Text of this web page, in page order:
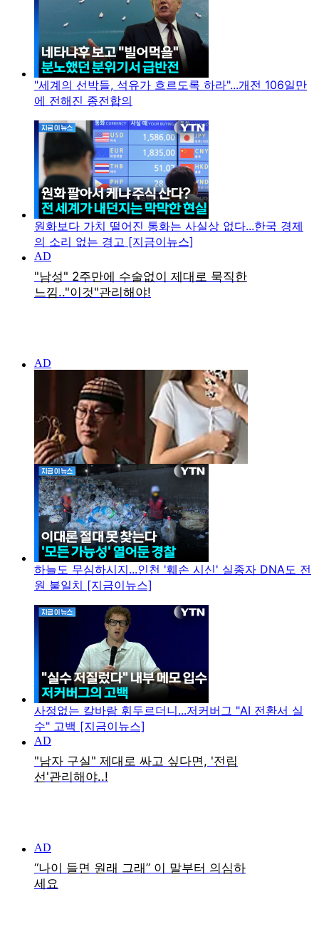
"세계의 선박들, 석유가 흐르도록 하라"...개전 106일만
에 전해진 종전합의
원화보다 가치 떨어진 통화는 사실상 없다...한국 경제
의 소리 없는 경고 [지금이뉴스]
하늘도 무심하시지...인천 '훼손 시신' 실종자 DNA도 전
원 불일치 [지금이뉴스]
사정없는 칼바람 휘두르더니...저커버그 "AI 전환서 실
수" 고백 [지금이뉴스]